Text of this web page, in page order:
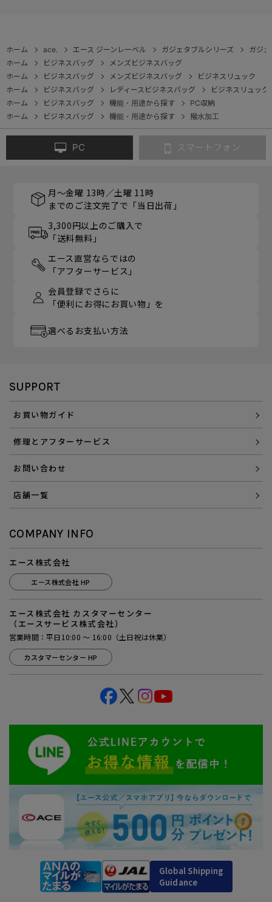
ホーム ace. エース ジーンレーベル ガジェタブルシリーズ
ガジ
ホーム
ビジネスバッグ
メンズビジネスバッグ
ホーム
ビジネスバッグ メンズビジネスバッグ
ビジネスリュック
ホーム
ビジネスバッグ レディースビジネスバッグ
ビジネスリュック
ホーム
ビジネスバッグ 機能・用途から探す
PC収納
ホーム
ビジネスバッグ 機能・用途から探す 撥水加工
PC スマートフォン
月～金曜 13時／土曜 11時
までのご注文完了で「当日出荷」
3,300円以上のご購入で
「送料無料」
エース直営ならではの
「アフターサービス」
会員登録でさらに
「便利にお得にお買い物」を
選べるお支払い方法
SUPPORT
お買い物ガイド
修理とアフターサービス
お問い合わせ
店舗一覧
COMPANY INFO
エース株式会社
エース株式会社 HP
エース株式会社 カスタマーセンター
（エースサービス株式会社）
営業時間：平日10:00 ～ 16:00（土日祝は休業）
カスタマーセンター HP
Global Shipping
Guidance